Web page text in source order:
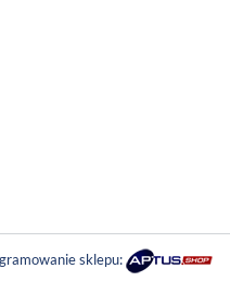
sklepu: